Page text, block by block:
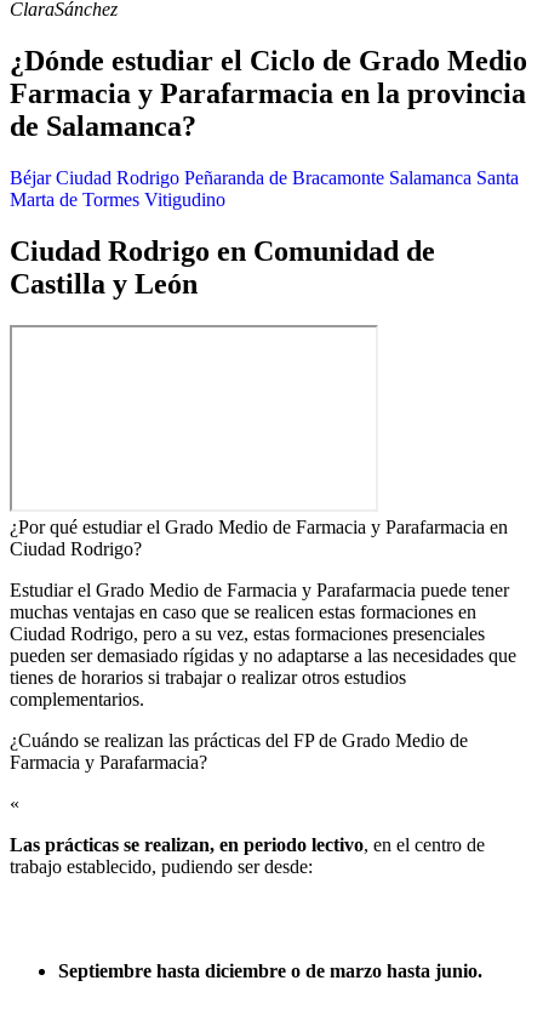
ClaraSánchez
¿Dónde estudiar el Ciclo de Grado Medio
Farmacia y Parafarmacia en la provincia
de Salamanca?
Béjar Ciudad Rodrigo Peñaranda de Bracamonte Salamanca Santa
Marta de Tormes Vitigudino
Ciudad Rodrigo en Comunidad de
Castilla y León
¿Por qué estudiar el Grado Medio de Farmacia y Parafarmacia en
Ciudad Rodrigo?
Estudiar el Grado Medio de Farmacia y Parafarmacia puede tener
muchas ventajas en caso que se realicen estas formaciones en
Ciudad Rodrigo, pero a su vez, estas formaciones presenciales
pueden ser demasiado rígidas y no adaptarse a las necesidades que
tienes de horarios si trabajar o realizar otros estudios
complementarios.
¿Cuándo se realizan las prácticas del FP de Grado Medio de
Farmacia y Parafarmacia?​
«
Las prácticas se realizan, en periodo lectivo, en el centro de
trabajo establecido, pudiendo ser desde:
Septiembre hasta diciembre o de marzo hasta junio.